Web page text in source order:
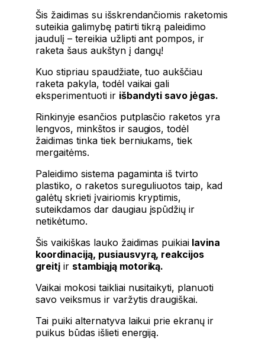
Šis žaidimas su išskrendančiomis raketomis
suteikia galimybę patirti tikrą paleidimo
jaudulį – tereikia užlipti ant pompos, ir
raketa šaus aukštyn į dangų!
Kuo stipriau spaudžiate, tuo aukščiau
raketa pakyla, todėl vaikai gali
eksperimentuoti ir išbandyti savo jėgas.
Rinkinyje esančios putplasčio raketos yra
lengvos, minkštos ir saugios, todėl
žaidimas tinka tiek berniukams, tiek
mergaitėms.
Paleidimo sistema pagaminta iš tvirto
plastiko, o raketos sureguliuotos taip, kad
galėtų skrieti įvairiomis kryptimis,
suteikdamos dar daugiau įspūdžių ir
netikėtumo.
Šis vaikiškas lauko žaidimas puikiai lavina
koordinaciją, pusiausvyrą, reakcijos
greitįir stambiąją motoriką.
Vaikai mokosi taikliai nusitaikyti, planuoti
savo veiksmus ir varžytis draugiškai.
Tai puiki alternatyva laikui prie ekranų ir
puikus būdas išlieti energiją.